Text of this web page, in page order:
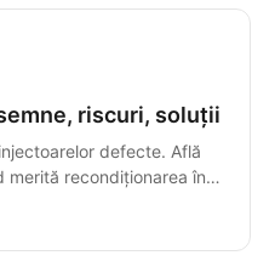
riscuri, soluții
defecte. Află
merită recondiționarea în